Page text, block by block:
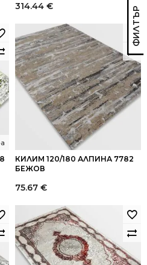
314.44 €
КИЛИМ 120/180 АЛПИНА 7782
БЕЖОВ
75.67 €